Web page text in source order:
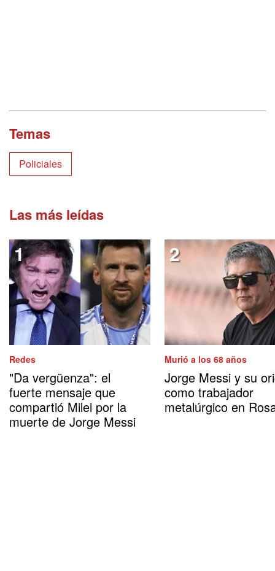
Temas
Policiales
Las más leídas
Redes
"Da vergüenza": el
fuerte mensaje que
compartió Milei por la
muerte de Jorge Messi
Murió a los 68 años
Jorge Messi y su
como trabajador
metalúrgico en